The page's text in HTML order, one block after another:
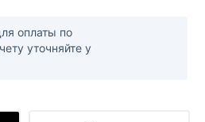
оплаты по
уточняйте у